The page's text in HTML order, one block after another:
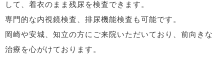
して、着衣のまま残尿を検査できます。
専門的な内視鏡検査、排尿機能検査も可能です。
岡崎や安城、知立の方にご来院いただいており、前向きな
治療を心がけております。